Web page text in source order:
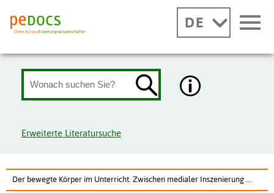
DE
Erweiterte Literatursuche
Der bewegte Körper im Unterricht. Zwischen medialer Inszenierung ...